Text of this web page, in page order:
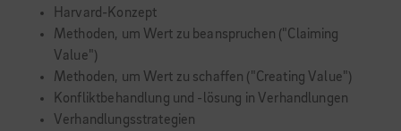
Harvard-Konzept
Methoden, um Wert zu beanspruchen ("Claiming
Value")
Methoden, um Wert zu schaffen ("Creating Value")
Konfliktbehandlung und -lösung in Verhandlungen
Verhandlungsstrategien